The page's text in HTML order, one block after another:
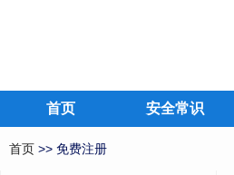
首页 安全常识
首页 >> 免费注册